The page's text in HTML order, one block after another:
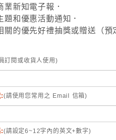
業新知電子報．
題和優惠活動通知．
關的優先好禮抽獎或贈送（預
訂閱或收貨人使用)
(請使用您常用之 Email 信箱)
(請設定6~12字內的英文+數字)